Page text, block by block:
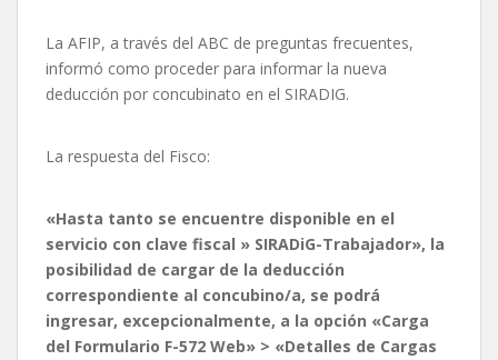
La AFIP, a través del ABC de preguntas frecuentes,
informó como proceder para informar la nueva
deducción por concubinato en el SIRADIG.
La respuesta del Fisco:
«Hasta tanto se encuentre disponible en el
servicio con clave fiscal » SIRADiG-Trabajador», la
posibilidad de cargar de la deducción
correspondiente al concubino/a, se podrá
ingresar, excepcionalmente, a la opción «Carga
del Formulario F-572 Web» > «Detalles de Cargas